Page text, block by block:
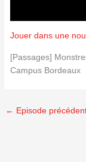
Jouer dans une
[Passages]
Campus Bordeaux
← Episode